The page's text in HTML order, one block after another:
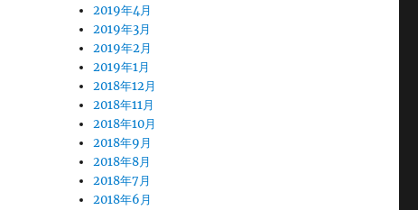
2019年4月
2019年3月
2019年2月
2019年1月
2018年12月
2018年11月
2018年10月
2018年9月
2018年8月
2018年7月
2018年6月